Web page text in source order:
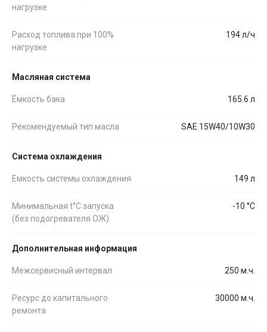
нагрузке
Расход топлива при 100%
нагрузке
194 л/ч
Масляная система
Ёмкость бака 165.6 л
Рекомендуемый тип масла SAE 15W40/10W30
Система охлаждения
Емкость системы охлаждения 149 л
Минимальная t°С запуска
(без подогревателя ОЖ)
-10 °С
Дополнительная информация
Межсервисный интервал 250 м.ч.
Ресурс до капитального
ремонта
30000 м.ч.